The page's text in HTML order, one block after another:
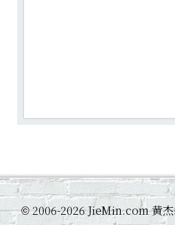
©2006-2026 JieMin.com 黄